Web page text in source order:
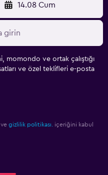
14.08 Cum
momondo ve ortak çalıştığı
ve özel teklifleri e-posta
ve gizlilik politikası.
içeriğini kabul